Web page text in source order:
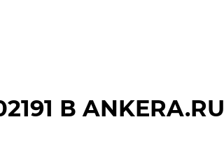
В ANKERA.RU